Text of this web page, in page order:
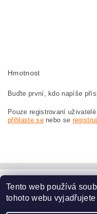
Hmotnost
Buďte první, kdo napíše
Pouze registrovaní
přihlaste senebo se
Tento web používá
tohoto webu